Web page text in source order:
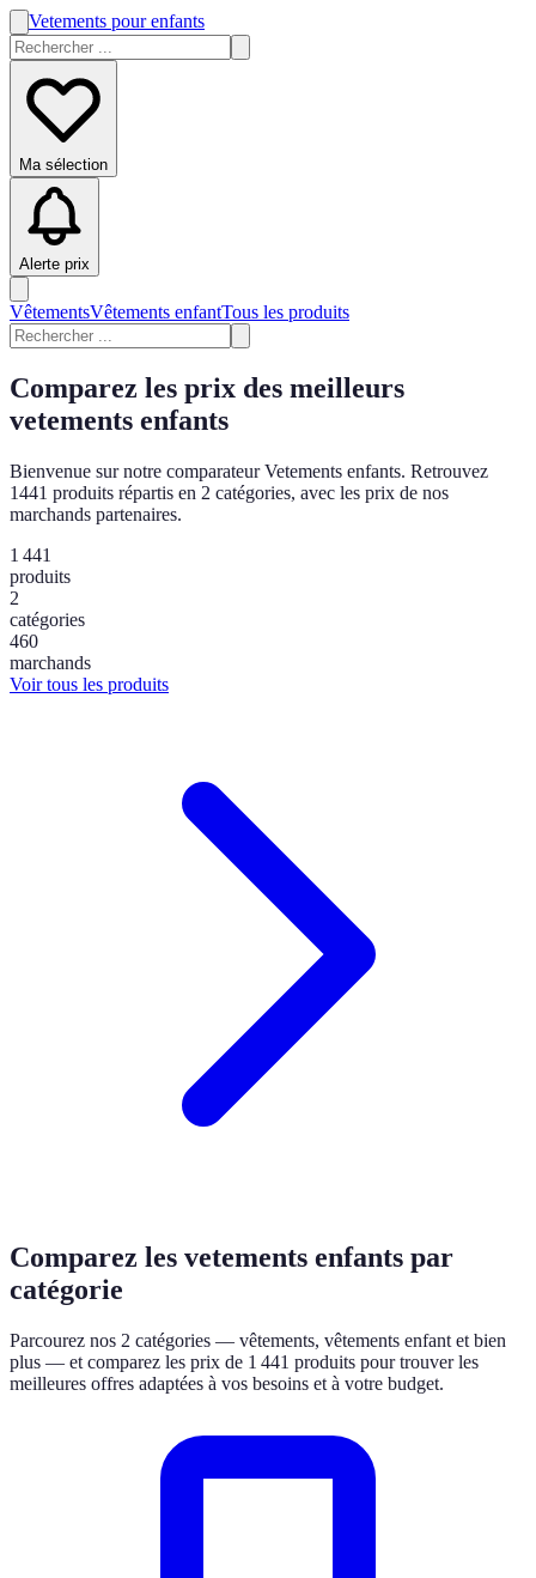
Vetements pour enfants
Ma sélection
Alerte prix
VêtementsVêtements enfantTous les produits
Comparez les prix des meilleurs
vetements enfants
Bienvenue sur notre comparateur Vetements enfants. Retrouvez
1441 produits répartis en 2 catégories, avec les prix de nos
marchands partenaires.
1 441
produits
2
catégories
460
marchands
Voir tous les produits
Comparez les vetements enfants par
catégorie
Parcourez nos 2 catégories — vêtements, vêtements enfant et bien
plus — et comparez les prix de 1 441 produits pour trouver les
meilleures offres adaptées à vos besoins et à votre budget.